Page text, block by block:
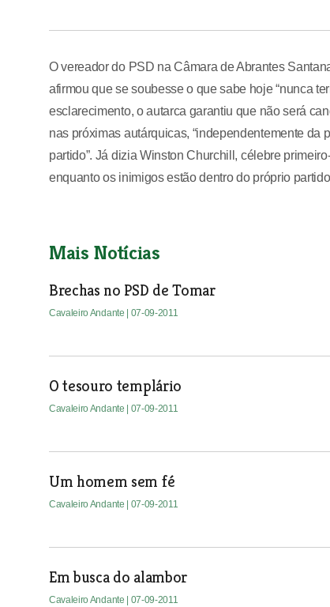
O vereador do PSD na Câmara de Abrantes
afirmou que se soubesse o que sabe hoje “nunca
esclarecimento, o autarca garantiu que não será
nas próximas autárquicas, “independentemente
partido”. Já dizia Winston Churchill, célebre
enquanto os inimigos estão dentro do próprio
Mais Notícias
Brechas no PSD de Tomar
Cavaleiro Andante | 07-09-2011
O tesouro templário
Cavaleiro Andante | 07-09-2011
Um homem sem fé
Cavaleiro Andante | 07-09-2011
Em busca do alambor
Cavaleiro Andante | 07-09-2011